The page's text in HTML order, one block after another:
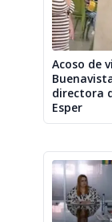
Acoso de
directora
Esper